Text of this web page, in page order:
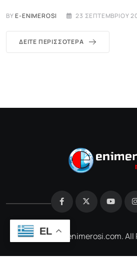
BYE-ENIMEROSI 23 ΣΕΠΤΕΜΒΡΊΟΥ
ΔΕΊΤΕ ΠΕΡΙΣΣΌΤΕΡΑ
@2026 e-enimerosi.com. All
EL